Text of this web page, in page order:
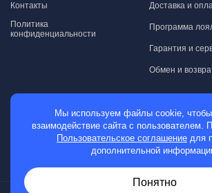
Контакты
Политика
конфиденциальности
Доставка и
Программа
Гарантия и
Обмен и
МАГАЗИН
Мужские часы
Мы используем файлы cookie,
взаимодействие сайта с пользователем.
Пользовательское соглашение для
дополнительной
Понятно